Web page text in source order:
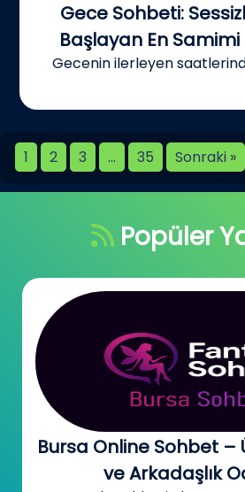
Gece Sohbeti:
Başlayan En
Gecenin ilerleyen
1 2 3 … 35 Sonraki »
Popüler
Bursa Online Sohbet –
ve Arkadaşlık